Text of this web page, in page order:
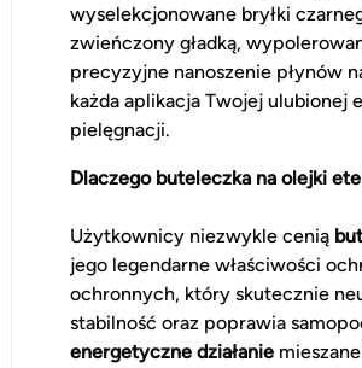
wyselekcjonowane bryłki
zwieńczony gładką,
precyzyjne nanoszenie płynów
każda aplikacja Twojej ulubionej
pielęgnacji.
Dlaczego buteleczka na olejki
Użytkownicy niezwykle cenią
jego legendarne właściwości
ochronnych, który skutecznie
stabilność oraz poprawia
energetyczne działanie